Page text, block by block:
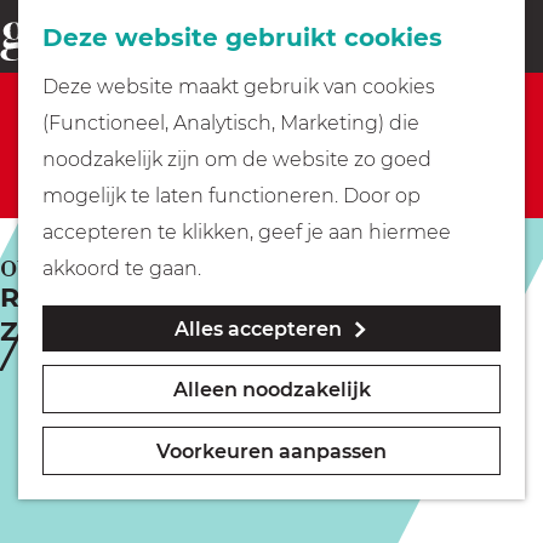
Deze website gebruikt cookies
Deze website maakt gebruik van cookies
(Functioneel, Analytisch, Marketing) die
noodzakelijk zijn om de website zo goed
mogelijk te laten functioneren. Door op
accepteren te klikken, geef je aan hiermee
akkoord te gaan.
Alles accepteren
Alleen noodzakelijk
Voorkeuren aanpassen
G
a
r
d
e
h
Fietsen
Wandelen
Geocachen
Naar het museum
o
e
k
e
n
Sorry, deze activiteit is niet meer beschikbaar.
Bekijk hetactuele aanbod
voor de beschikbare
opties.
Rondleiding Hoogtepunten van Slot
Zuylen
OUD -ZUILEN